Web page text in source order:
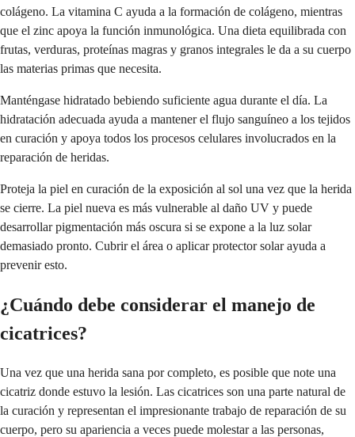
colágeno. La vitamina C ayuda a la formación de colágeno, mientras
que el zinc apoya la función inmunológica. Una dieta equilibrada con
frutas, verduras, proteínas magras y granos integrales le da a su cuerpo
las materias primas que necesita.
Manténgase hidratado bebiendo suficiente agua durante el día. La
hidratación adecuada ayuda a mantener el flujo sanguíneo a los tejidos
en curación y apoya todos los procesos celulares involucrados en la
reparación de heridas.
Proteja la piel en curación de la exposición al sol una vez que la herida
se cierre. La piel nueva es más vulnerable al daño UV y puede
desarrollar pigmentación más oscura si se expone a la luz solar
demasiado pronto. Cubrir el área o aplicar protector solar ayuda a
prevenir esto.
¿Cuándo debe considerar el manejo de
cicatrices?
Una vez que una herida sana por completo, es posible que note una
cicatriz donde estuvo la lesión. Las cicatrices son una parte natural de
la curación y representan el impresionante trabajo de reparación de su
cuerpo, pero su apariencia a veces puede molestar a las personas,